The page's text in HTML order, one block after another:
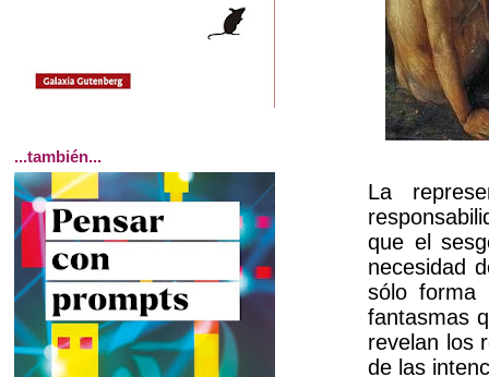
La
que el
necesidad
sólo forma
fantasmas
revelan los
de las
...también...